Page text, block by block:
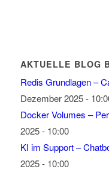
AKTUELLE BLOG
Redis Grundlagen –
Dezember 2025 -
Docker Volumes –
2025 - 10:00
KI im Support –
2025 - 10:00